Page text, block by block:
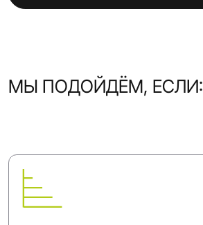
МЫ ПОДОЙДЁМ, ЕСЛИ: